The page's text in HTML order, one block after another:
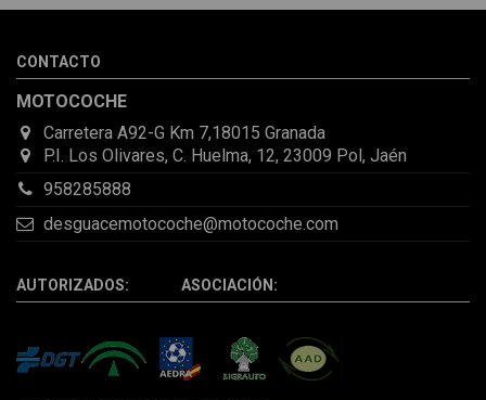
la pieza llegó correcta y bien embalada, además de llegarme 2
CONTACTO
MOTOCOCHE
Carretera A92-G Km 7,18015 Granada
P.I. Los Olivares, C. Huelma, 12, 23009 Pol, Jaén
958285888
desguacemotocoche@motocoche.com
AUTORIZADOS: ASOCIACIÓN: